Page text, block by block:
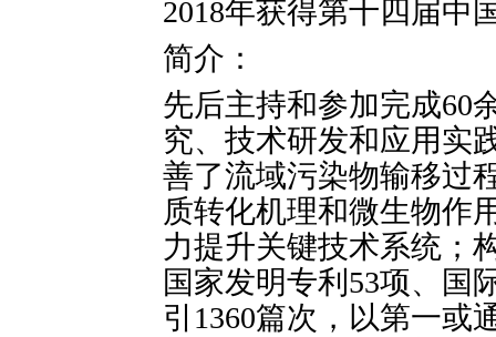
2018年获得第十四届中
简介：
先后主持和参加完成60
究、技术研发和应用实
善了流域污染物输移过
质转化机理和微生物作
力提升关键技术系统；
国家发明专利53项、国
引1360篇次，以第一或